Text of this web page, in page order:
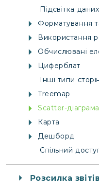
Підсвітка даних
Форматування
Використання
Обчислювані
Циферблат
Інші типи
Treemap
Scatter-діаграма
Карта
Дешборд
Спільний
Розсилка